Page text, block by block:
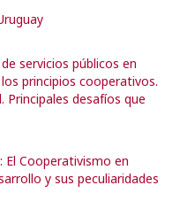
servicios públicos en
principios cooperativos.
Principales desafíos que
Cooperativismo en
y sus peculiaridades